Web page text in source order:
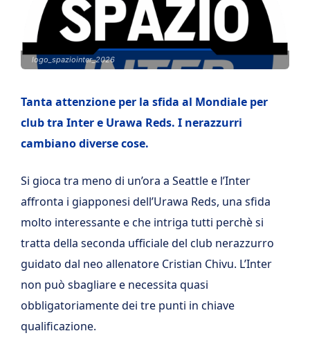
logo_spaziointer_2026
Tanta attenzione per la sfida al Mondiale per
club tra Inter e Urawa Reds. I nerazzurri
cambiano diverse cose.
Si gioca tra meno di un’ora a Seattle e l’Inter
affronta i giapponesi dell’Urawa Reds, una sfida
molto interessante e che intriga tutti perchè si
tratta della seconda ufficiale del club nerazzurro
guidato dal neo allenatore Cristian Chivu. L’Inter
non può sbagliare e necessita quasi
obbligatoriamente dei tre punti in chiave
qualificazione.